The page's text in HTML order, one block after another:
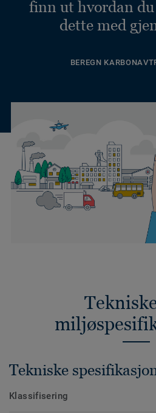
finn ut hvordan du
dette med
BEREGN
Tekniske
Klassifisering